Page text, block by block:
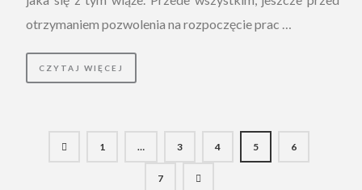
otrzymaniem pozwolenia na rozpoczęcie prac …
CZYTAJ WIĘCEJ
1 … 3 4 5 6
7